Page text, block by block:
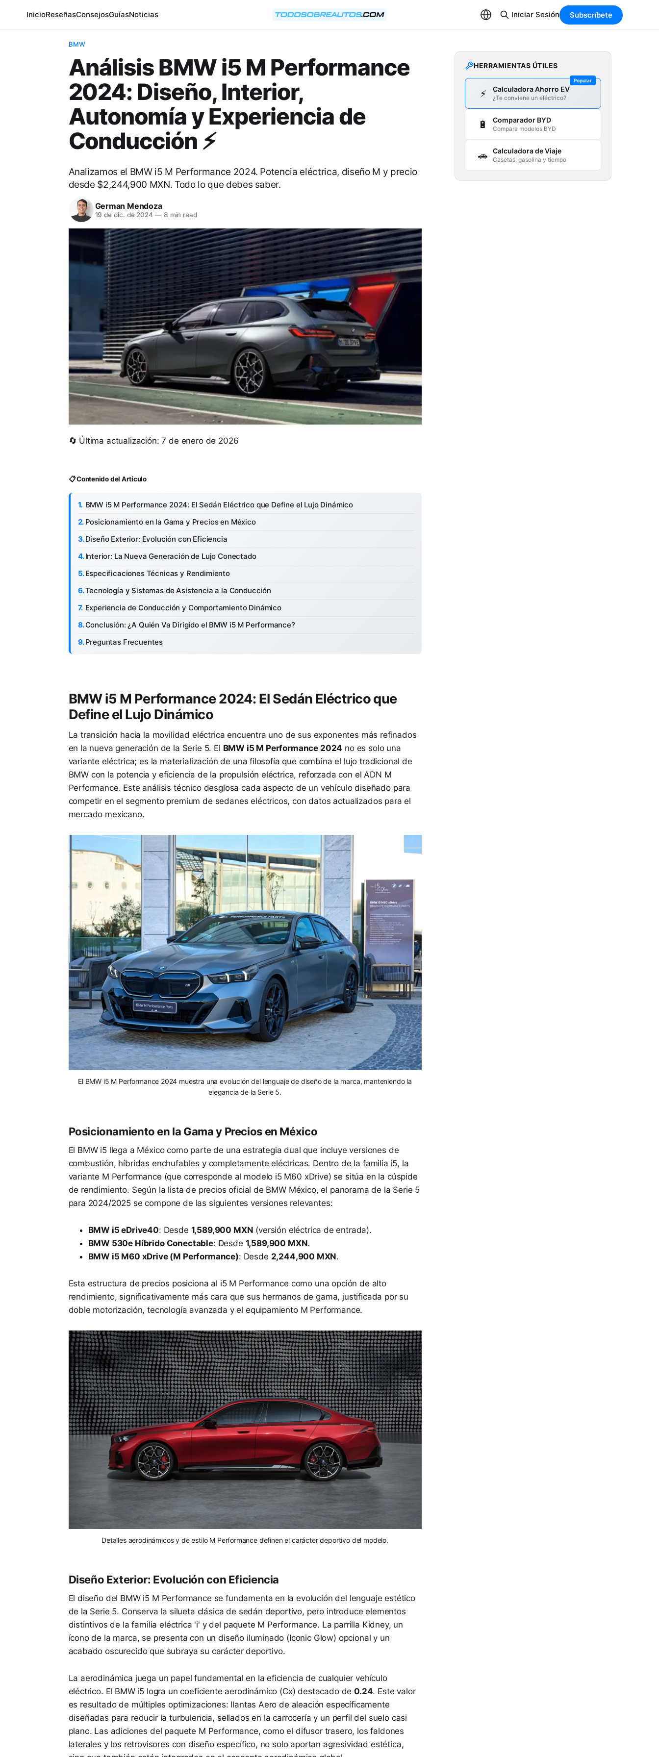
InicioReseñasConsejosGuíasNoticias Iniciar Sesión Subscríbete
BMW
Análisis BMW i5 M Performance
2024: Diseño, Interior,
Autonomía y Experiencia de
Conducción ⚡️
Analizamos el BMW i5 M Performance 2024. Potencia eléctrica, diseño M y precio
desde $2,244,900 MXN. Todo lo que debes saber.
German Mendoza
19 de dic. de 2024 —8 min read
🔄 Última actualización: 7 de enero de 2026
📋 Contenido del Artículo
BMW i5 M Performance 2024: El Sedán Eléctrico que Define el Lujo Dinámico
Posicionamiento en la Gama y Precios en México
Diseño Exterior: Evolución con Eficiencia
Interior: La Nueva Generación de Lujo Conectado
Especificaciones Técnicas y Rendimiento
Tecnología y Sistemas de Asistencia a la Conducción
Experiencia de Conducción y Comportamiento Dinámico
Conclusión: ¿A Quién Va Dirigido el BMW i5 M Performance?
Preguntas Frecuentes
BMW i5 M Performance 2024: El Sedán Eléctrico que
Define el Lujo Dinámico
La transición hacia la movilidad eléctrica encuentra uno de sus exponentes más refinados
en la nueva generación de la Serie 5. El BMW i5 M Performance 2024 no es solo una
variante eléctrica; es la materialización de una filosofía que combina el lujo tradicional de
BMW con la potencia y eficiencia de la propulsión eléctrica, reforzada con el ADN M
Performance. Este análisis técnico desglosa cada aspecto de un vehículo diseñado para
competir en el segmento premium de sedanes eléctricos, con datos actualizados para el
mercado mexicano.
El BMW i5 M Performance 2024 muestra una evolución del lenguaje de diseño de la marca, manteniendo la
elegancia de la Serie 5.
Posicionamiento en la Gama y Precios en México
El BMW i5 llega a México como parte de una estrategia dual que incluye versiones de
combustión, híbridas enchufables y completamente eléctricas. Dentro de la familia i5, la
variante M Performance (que corresponde al modelo i5 M60 xDrive) se sitúa en la cúspide
de rendimiento. Según la lista de precios oficial de BMW México, el panorama de la Serie 5
para 2024/2025 se compone de las siguientes versiones relevantes:
BMW i5 eDrive40: Desde 1,589,900 MXN (versión eléctrica de entrada).
BMW 530e Híbrido Conectable: Desde 1,589,900 MXN.
BMW i5 M60 xDrive (M Performance): Desde 2,244,900 MXN.
Esta estructura de precios posiciona al i5 M Performance como una opción de alto
rendimiento, significativamente más cara que sus hermanos de gama, justificada por su
doble motorización, tecnología avanzada y el equipamiento M Performance.
Detalles aerodinámicos y de estilo M Performance definen el carácter deportivo del modelo.
Diseño Exterior: Evolución con Eficiencia
El diseño del BMW i5 M Performance se fundamenta en la evolución del lenguaje estético
de la Serie 5. Conserva la silueta clásica de sedán deportivo, pero introduce elementos
distintivos de la familia eléctrica 'i' y del paquete M Performance. La parrilla Kidney, un
ícono de la marca, se presenta con un diseño iluminado (Iconic Glow) opcional y un
acabado oscurecido que subraya su carácter deportivo.
La aerodinámica juega un papel fundamental en la eficiencia de cualquier vehículo
eléctrico. El BMW i5 logra un coeficiente aerodinámico (Cx) destacado de0.24. Este valor
es resultado de múltiples optimizaciones: llantas Aero de aleación específicamente
diseñadas para reducir la turbulencia, sellados en la carrocería y un perfil del suelo casi
plano. Las adiciones del paquete M Performance, como el difusor trasero, los faldones
laterales y los retrovisores con diseño específico, no solo aportan agresividad estética,
HERRAMIENTAS ÚTILES
Popular
⚡ Calculadora Ahorro EV
¿Te conviene un eléctrico?
🔋 Comparador BYD
Compara modelos BYD
🚗 Calculadora de Viaje
Casetas, gasolina y tiempo